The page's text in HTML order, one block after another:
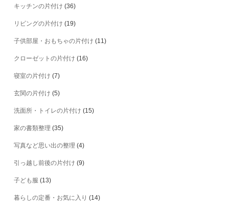
キッチンの片付け (36)
リビングの片付け (19)
子供部屋・おもちゃの片付け (11)
クローゼットの片付け (16)
寝室の片付け (7)
玄関の片付け (5)
洗面所・トイレの片付け (15)
家の書類整理 (35)
写真など思い出の整理 (4)
引っ越し前後の片付け (9)
子ども服 (13)
暮らしの定番・お気に入り (14)